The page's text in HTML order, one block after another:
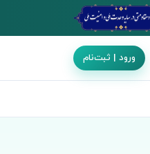
ورود | ثبت‌نام